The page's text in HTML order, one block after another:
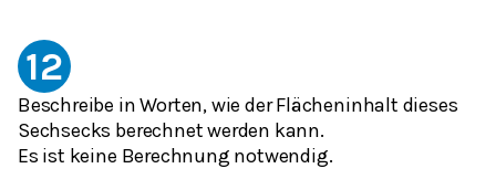
12
Beschreibe in Worten, wie der Flächeninhalt dieses
Sechsecks berechnet werden kann.
Es ist keine Berechnung notwendig.